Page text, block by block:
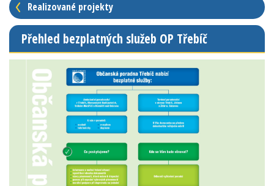
Realizované projekty
Přehled bezplatných služeb OP Třebíč